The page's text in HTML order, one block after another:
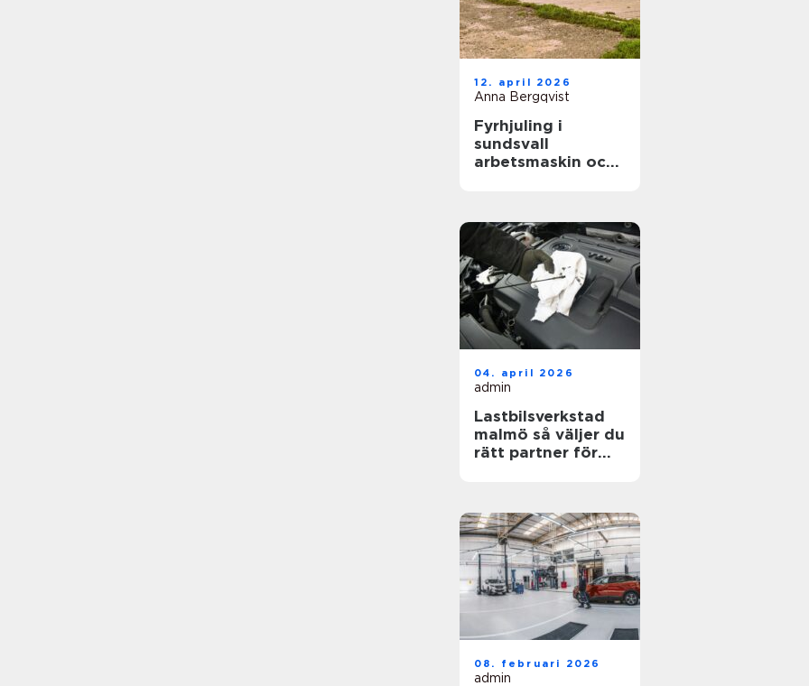
12. april 2026
Anna Bergqvist
Fyrhjuling i
sundsvall
arbetsmaskin och
04. april 2026
admin
Lastbilsverkstad
malmö så väljer du
rätt partner för
08. februari 2026
admin